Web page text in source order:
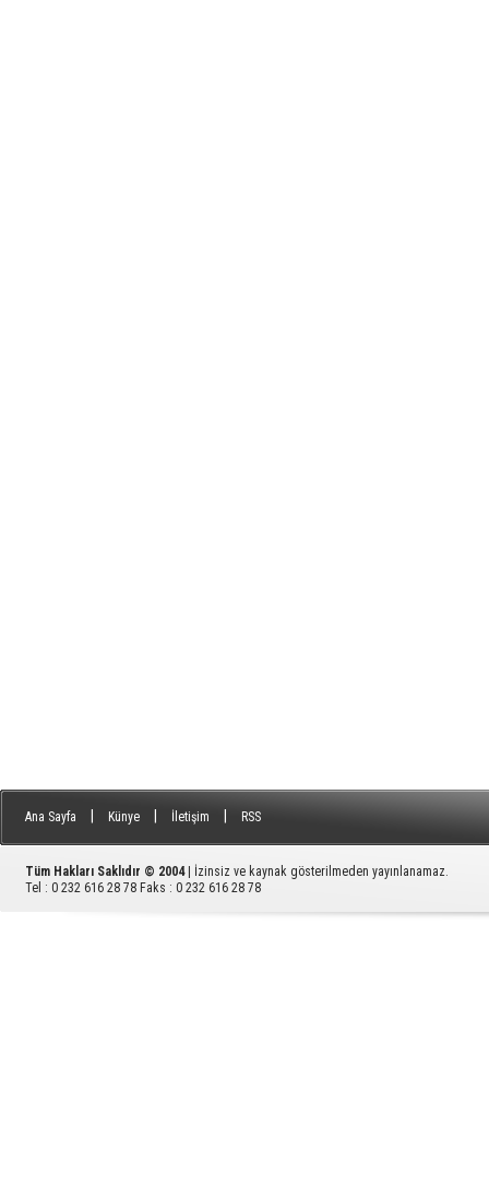
Ana Sayfa Künye İletişim RSS
Tüm Hakları Saklıdır © 2004
| İzinsiz ve kaynak gösterilmeden yayınlanamaz.
Tel : 0 232 616 28 78 Faks : 0 232 616 28 78